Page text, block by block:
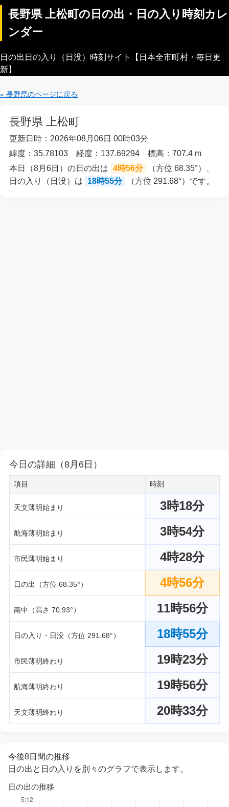
長野県 上松町の日の出・日の入り時刻カレ
ンダー
日の出日の入り（日没）時刻サイト【日本全市町村・毎日更
新】
« 長野県のページに戻る
長野県 上松町
更新日時：2026年08月06日 00時03分
緯度：35.78103 経度：137.69294 標高：707.4 m
本日（8月6日）の日の出は 4時56分
（方位 68.35°）、
日の入り（日没）は
18時55分 （方位 291.68°）です。
今日の詳細（8月6日）
項目 時刻
天文薄明始まり 3時18分
航海薄明始まり 3時54分
市民薄明始まり 4時28分
日の出（方位 68.35°） 4時56分
南中（高さ 70.93°） 11時56分
日の入り・日没（方位 291.68°） 18時55分
市民薄明終わり 19時23分
航海薄明終わり 19時56分
天文薄明終わり 20時33分
今後8日間の推移
日の出と日の入りを別々のグラフで表示します。
日の出の推移